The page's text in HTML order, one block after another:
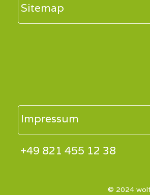
Sitemap
Impressum
+49 821 455 12 38
© 2024